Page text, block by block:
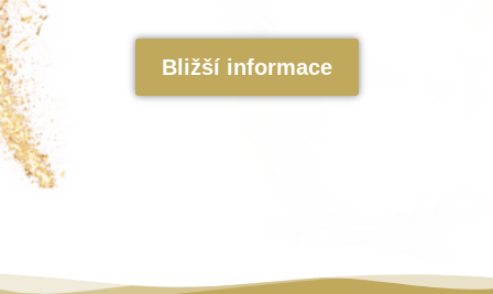
Bližší informace